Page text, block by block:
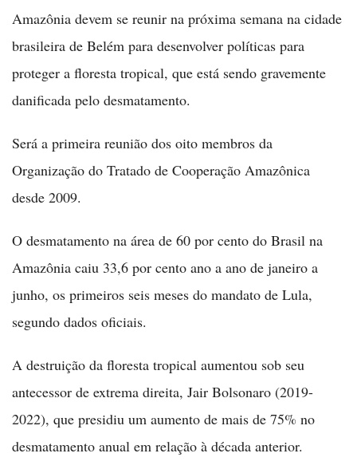
Amazônia devem se reunir na próxima semana na cidade
brasileira de Belém para desenvolver políticas para
proteger a floresta tropical, que está sendo gravemente
danificada pelo desmatamento.
Será a primeira reunião dos oito membros da
Organização do Tratado de Cooperação Amazônica
desde 2009.
O desmatamento na área de 60 por cento do Brasil na
Amazônia caiu 33,6 por cento ano a ano de janeiro a
junho, os primeiros seis meses do mandato de Lula,
segundo dados oficiais.
A destruição da floresta tropical aumentou sob seu
antecessor de extrema direita, Jair Bolsonaro (2019-
2022), que presidiu um aumento de mais de 75% no
desmatamento anual em relação à década anterior.